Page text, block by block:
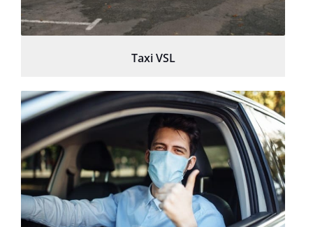
Taxi VSL